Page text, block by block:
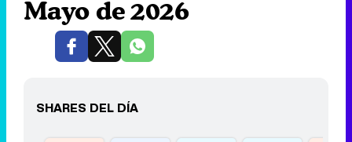
Mayo de 2026
SHARES DEL DÍA